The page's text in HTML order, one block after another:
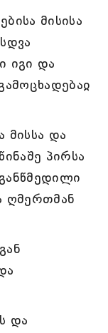
მისისა
იგი და
მისსა და
პირსა
ღმერთმან
და